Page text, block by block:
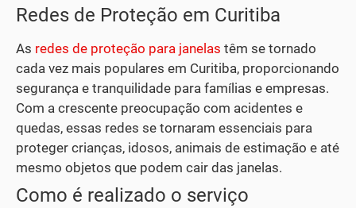
Redes de Proteção em Curitiba
As redes de proteção para janelas têm se tornado
cada vez mais populares em Curitiba, proporcionando
segurança e tranquilidade para famílias e empresas.
Com a crescente preocupação com acidentes e
quedas, essas redes se tornaram essenciais para
proteger crianças, idosos, animais de estimação e até
mesmo objetos que podem cair das janelas.
Como é realizado o serviço